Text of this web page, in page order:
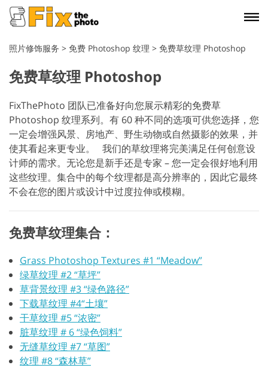
照片修饰服务 > 免费 Photoshop 纹理 > 免费草纹理 Photoshop
免费草纹理 Photoshop
FixThePhoto 团队已准备好向您展示精彩的免费草
Photoshop 纹理系列。有 60 种不同的选项可供您选择，您
一定会增强风景、房地产、野生动物或自然摄影的效果，并
使其看起来更专业。 我们的草纹理将完美满足任何创意设
计师的需求。无论您是新手还是专家 – 您一定会很好地利用
这些纹理。集合中的每个纹理都是高分辨率的，因此它最终
不会在您的图片或设计中过度拉伸或模糊。
免费草纹理集合：
Grass Photoshop Textures #1 “Meadow”
绿草纹理 #2 “草坪”
草背景纹理 #3 “绿色路径”
下载草纹理 #4“土壤”
干草纹理 #5 “浓密”
脏草纹理 # 6 “绿色饲料”
无缝草纹理 #7 “草图”
纹理 #8 “森林草”